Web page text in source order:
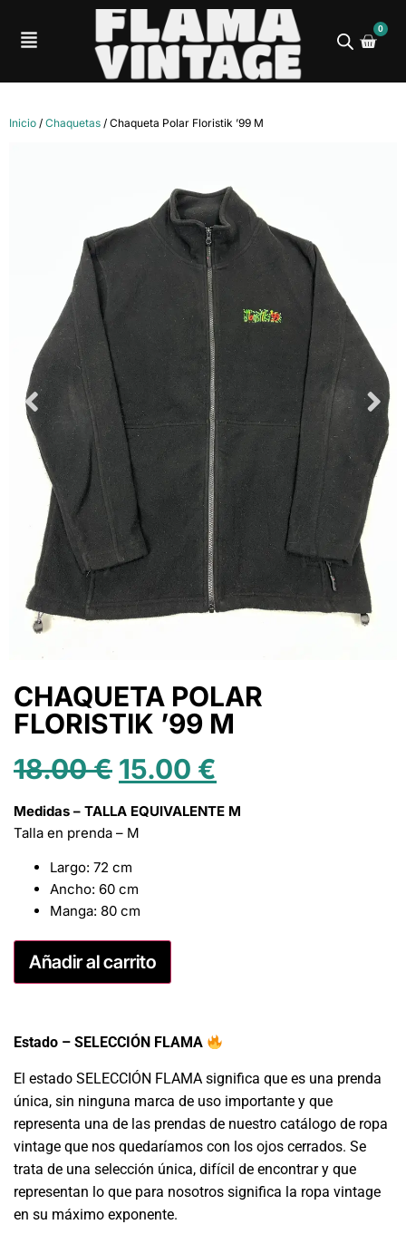
0
Inicio / Chaquetas / Chaqueta Polar Floristik ’99 M
CHAQUETA POLAR
FLORISTIK ’99 M
18.00€ 15.00 €
Medidas – TALLA EQUIVALENTE M
Talla en prenda – M
Largo: 72 cm
Ancho: 60 cm
Manga: 80 cm
Añadir al carrito
Estado – SELECCIÓN FLAMA
El estado SELECCIÓN FLAMA significa que es una prenda
única, sin ninguna marca de uso importante y que
representa una de las prendas de nuestro catálogo de ropa
vintage que nos quedaríamos con los ojos cerrados. Se
trata de una selección única, difícil de encontrar y que
representan lo que para nosotros significa la ropa vintage
en su máximo exponente.